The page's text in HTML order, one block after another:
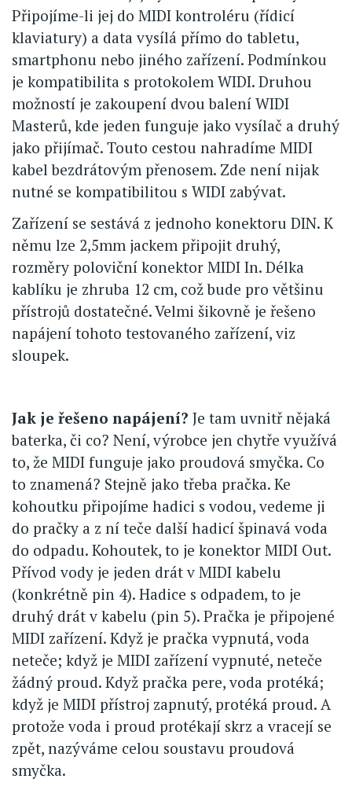
Připojíme-li jej do MIDI kontroléru (řídicí
klaviatury) a data vysílá přímo do tabletu,
smartphonu nebo jiného zařízení. Podmínkou
je kompatibilita s protokolem WIDI. Druhou
možností je zakoupení dvou balení WIDI
Masterů, kde jeden funguje jako vysílač a druhý
jako přijímač. Touto cestou nahradíme MIDI
kabel bezdrátovým přenosem. Zde není nijak
nutné se kompatibilitou s WIDI zabývat.
Zařízení se sestává z jednoho konektoru DIN. K
němu lze 2,5mm jackem připojit druhý,
rozměry poloviční konektor MIDI In. Délka
kablíku je zhruba 12 cm, což bude pro většinu
přístrojů dostatečné. Velmi šikovně je řešeno
napájení tohoto testovaného zařízení, viz
sloupek.
Jak je řešeno napájení? Je tam uvnitř nějaká
baterka, či co? Není, výrobce jen chytře využívá
to, že MIDI funguje jako proudová smyčka. Co
to znamená? Stejně jako třeba pračka. Ke
kohoutku připojíme hadici s vodou, vedeme ji
do pračky a z ní teče další hadicí špinavá voda
do odpadu. Kohoutek, to je konektor MIDI Out.
Přívod vody je jeden drát v MIDI kabelu
(konkrétně pin 4). Hadice s odpadem, to je
druhý drát v kabelu (pin 5). Pračka je připojené
MIDI zařízení. Když je pračka vypnutá, voda
neteče; když je MIDI zařízení vypnuté, neteče
žádný proud. Když pračka pere, voda protéká;
když je MIDI přístroj zapnutý, protéká proud. A
protože voda i proud protékají skrz a vracejí se
zpět, nazýváme celou soustavu proudová
smyčka.